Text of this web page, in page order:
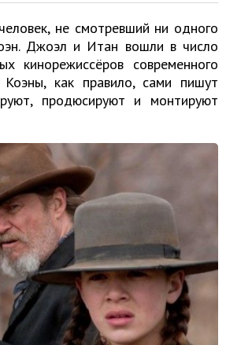
не смотревший ни одного
Джоэл и Итан вошли в число
кинорежиссёров современного
как правило, сами пишут
продюсируют и монтируют